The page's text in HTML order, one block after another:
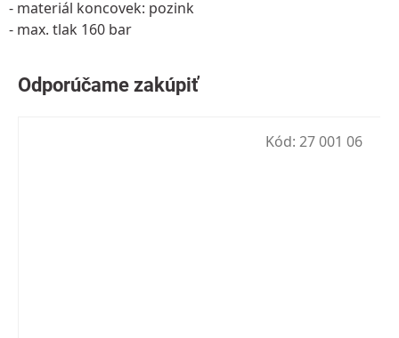
- materiál koncovek: pozink
- max. tlak 160 bar
Kód: 27 001 06